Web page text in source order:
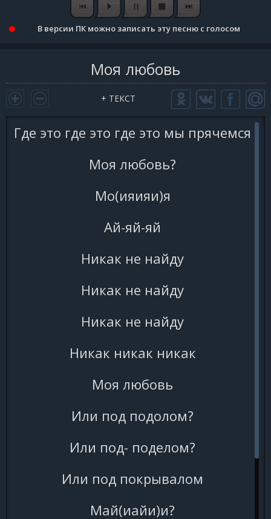
В версии ПК можно записать эту песню с голосом
Моя любовь
+ ТЕКСТ
Где это где это где это мы прячемся
Моя любовь?
Мо(ияияи)я
Ай-яй-яй
Никак не найду
Никак не найду
Никак не найду
Никак никак никак
Моя любовь
Или под подолом?
Или под- поделом?
Или под покрывалом
Май(иайи)и?